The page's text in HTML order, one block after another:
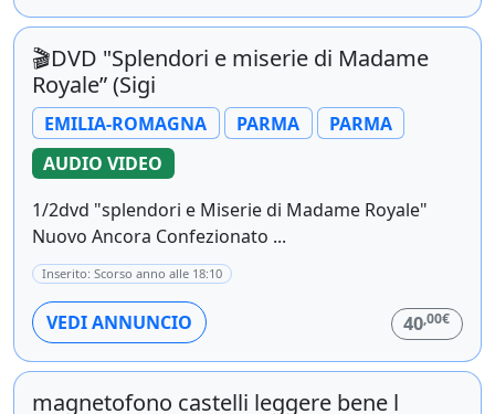
🎬DVD "Splendori e miserie di Madame
Royale” (Sigi
EMILIA-ROMAGNA PARMA
PARMA
AUDIO VIDEO
1/2dvd "splendori e Miserie di Madame Royale"
Nuovo Ancora Confezionato ...
Inserito: Scorso anno alle 18:10
VEDI ANNUNCIO 40,00€
magnetofono castelli leggere bene l